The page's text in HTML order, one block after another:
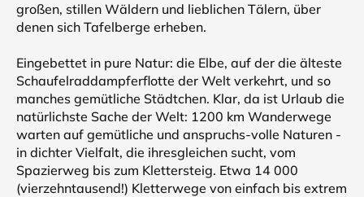
großen, stillen Wäldern und lieblichen Tälern, über
denen sich Tafelberge erheben.
Eingebettet in pure Natur: die Elbe, auf der die älteste
Schaufelraddampferflotte der Welt verkehrt, und so
manches gemütliche Städtchen. Klar, da ist Urlaub die
natürlichste Sache der Welt: 1200 km Wanderwege
warten auf gemütliche und anspruchs-volle Naturen -
in dichter Vielfalt, die ihresgleichen sucht, vom
Spazierweg bis zum Klettersteig. Etwa 14 000
(vierzehntausend!) Kletterwege von einfach bis extrem